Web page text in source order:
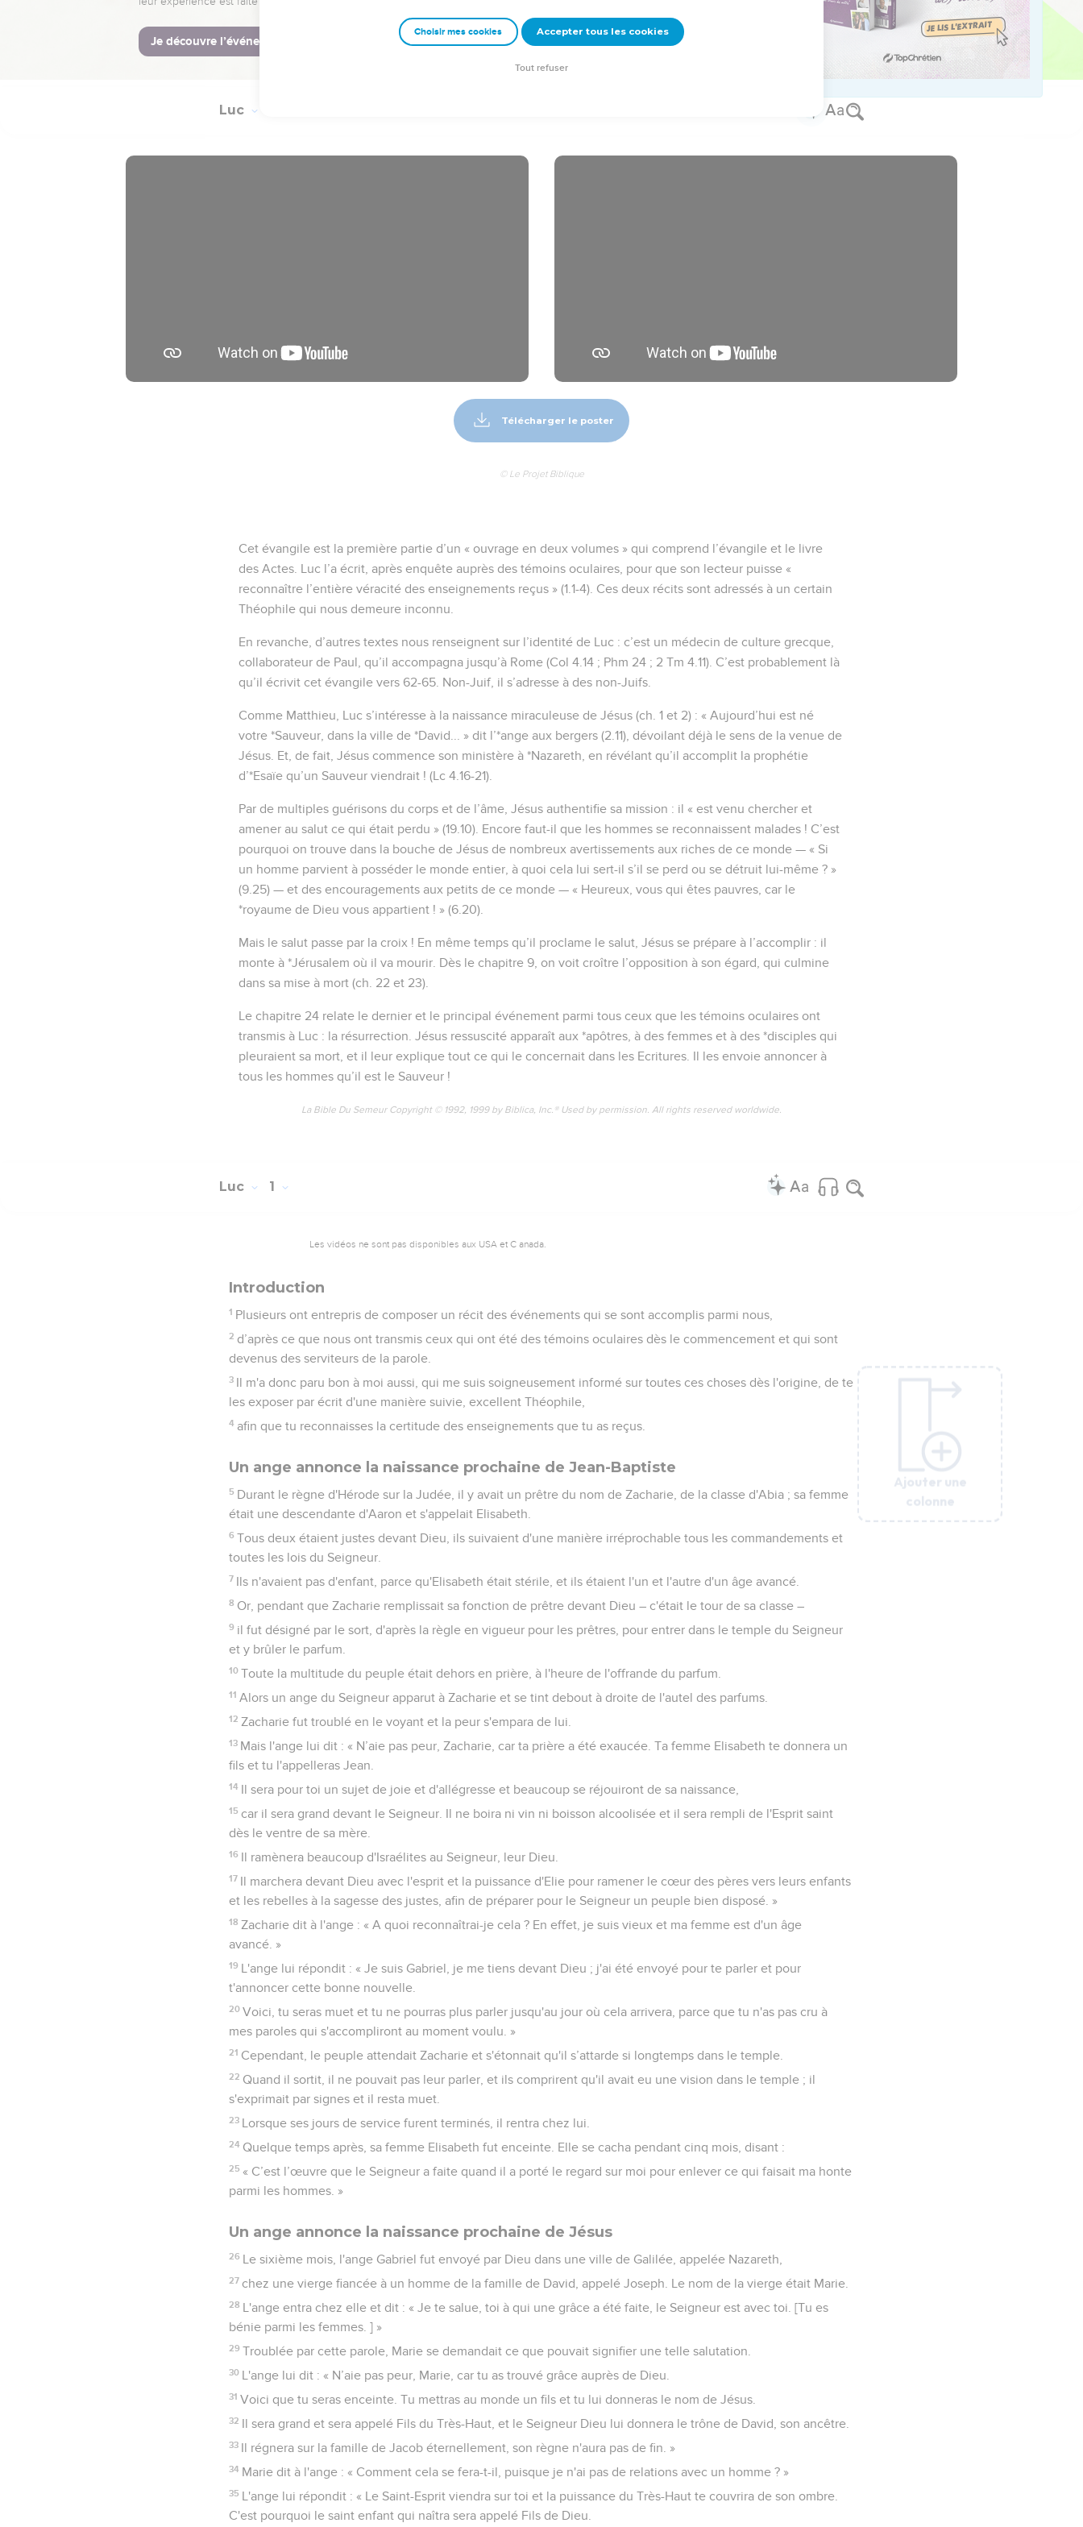
Après leur avoir parlé, le Seigneur fut enlevé au ciel, et il s'assit à la droite de Dieu.
20 Quant à eux, ils s'en allèrent prêcher partout. Le Seigneur travaillait avec eux et confirmait la parole par les
Ajouter une
colonne
Luc
Télécharger le poster
© Le Projet Biblique
Cet évangile est la première partie d’un « ouvrage en deux volumes » qui comprend l’évangile et le livre
des Actes. Luc l’a écrit, après enquête auprès des témoins oculaires, pour que son lecteur puisse «
reconnaître l’entière véracité des enseignements reçus » (1.1-4). Ces deux récits sont adressés à un certain
Théophile qui nous demeure inconnu.
En revanche, d’autres textes nous renseignent sur l’identité de Luc : c’est un médecin de culture grecque,
collaborateur de Paul, qu’il accompagna jusqu’à Rome (Col 4.14 ; Phm 24 ; 2 Tm 4.11). C’est probablement là
qu’il écrivit cet évangile vers 62-65. Non-Juif, il s’adresse à des non-Juifs.
Comme Matthieu, Luc s’intéresse à la naissance miraculeuse de Jésus (ch. 1 et 2) : « Aujourd’hui est né
votre *Sauveur, dans la ville de *David... » dit l’*ange aux bergers (2.11), dévoilant déjà le sens de la venue de
Jésus. Et, de fait, Jésus commence son ministère à *Nazareth, en révélant qu’il accomplit la prophétie
d’*Esaïe qu’un Sauveur viendrait ! (Lc 4.16-21).
Par de multiples guérisons du corps et de l’âme, Jésus authentifie sa mission : il « est venu chercher et
amener au salut ce qui était perdu » (19.10). Encore faut-il que les hommes se reconnaissent malades ! C’est
pourquoi on trouve dans la bouche de Jésus de nombreux avertissements aux riches de ce monde — « Si
un homme parvient à posséder le monde entier, à quoi cela lui sert-il s’il se perd ou se détruit lui-même ? »
(9.25) — et des encouragements aux petits de ce monde — « Heureux, vous qui êtes pauvres, car le
*royaume de Dieu vous appartient ! » (6.20).
Mais le salut passe par la croix ! En même temps qu’il proclame le salut, Jésus se prépare à l’accomplir : il
monte à *Jérusalem où il va mourir. Dès le chapitre 9, on voit croître l’opposition à son égard, qui culmine
dans sa mise à mort (ch. 22 et 23).
Le chapitre 24 relate le dernier et le principal événement parmi tous ceux que les témoins oculaires ont
transmis à Luc : la résurrection. Jésus ressuscité apparaît aux *apôtres, à des femmes et à des *disciples qui
pleuraient sa mort, et il leur explique tout ce qui le concernait dans les Ecritures. Il les envoie annoncer à
tous les hommes qu’il est le Sauveur !
La Bible Du Semeur Copyright © 1992, 1999 by Biblica, Inc.® Used by permission. All rights reserved worldwide.
Luc 1
Les vidéos ne sont pas disponibles aux USA et C anada.
Introduction
1 Plusieurs ont entrepris de composer un récit des événements qui se sont accomplis parmi nous,
2 d’après ce que nous ont transmis ceux qui ont été des témoins oculaires dès le commencement et qui sont
devenus des serviteurs de la parole.
3 Il m'a donc paru bon à moi aussi, qui me suis soigneusement informé sur toutes ces choses dès l'origine, de te
les exposer par écrit d'une manière suivie, excellent Théophile,
4 afin que tu reconnaisses la certitude des enseignements que tu as reçus.
Un ange annonce la naissance prochaine de Jean-Baptiste
5 Durant le règne d'Hérode sur la Judée, il y avait un prêtre du nom de Zacharie, de la classe d'Abia ; sa femme
était une descendante d'Aaron et s'appelait Elisabeth.
6 Tous deux étaient justes devant Dieu, ils suivaient d'une manière irréprochable tous les commandements et
toutes les lois du Seigneur.
7 Ils n'avaient pas d'enfant, parce qu'Elisabeth était stérile, et ils étaient l'un et l'autre d'un âge avancé.
8 Or, pendant que Zacharie remplissait sa fonction de prêtre devant Dieu – c'était le tour de sa classe –
9 il fut désigné par le sort, d'après la règle en vigueur pour les prêtres, pour entrer dans le temple du Seigneur
et y brûler le parfum.
10 Toute la multitude du peuple était dehors en prière, à l'heure de l'offrande du parfum.
11 Alors un ange du Seigneur apparut à Zacharie et se tint debout à droite de l'autel des parfums.
12 Zacharie fut troublé en le voyant et la peur s'empara de lui.
13 Mais l'ange lui dit : « N’aie pas peur, Zacharie, car ta prière a été exaucée. Ta femme Elisabeth te donnera un
fils et tu l'appelleras Jean.
14 Il sera pour toi un sujet de joie et d'allégresse et beaucoup se réjouiront de sa naissance,
15 car il sera grand devant le Seigneur. Il ne boira ni vin ni boisson alcoolisée et il sera rempli de l'Esprit saint
dès le ventre de sa mère.
16 Il ramènera beaucoup d'Israélites au Seigneur, leur Dieu.
17 Il marchera devant Dieu avec l'esprit et la puissance d'Elie pour ramener le cœur des pères vers leurs enfants
et les rebelles à la sagesse des justes, afin de préparer pour le Seigneur un peuple bien disposé. »
18 Zacharie dit à l'ange : « A quoi reconnaîtrai-je cela ? En effet, je suis vieux et ma femme est d'un âge
avancé. »
19 L'ange lui répondit : « Je suis Gabriel, je me tiens devant Dieu ; j'ai été envoyé pour te parler et pour
t'annoncer cette bonne nouvelle.
20 Voici, tu seras muet et tu ne pourras plus parler jusqu'au jour où cela arrivera, parce que tu n'as pas cru à
mes paroles qui s'accompliront au moment voulu. »
21 Cependant, le peuple attendait Zacharie et s'étonnait qu'il s’attarde si longtemps dans le temple.
22 Quand il sortit, il ne pouvait pas leur parler, et ils comprirent qu'il avait eu une vision dans le temple ; il
s'exprimait par signes et il resta muet.
23 Lorsque ses jours de service furent terminés, il rentra chez lui.
24 Quelque temps après, sa femme Elisabeth fut enceinte. Elle se cacha pendant cinq mois, disant :
25 « C’est l’œuvre que le Seigneur a faite quand il a porté le regard sur moi pour enlever ce qui faisait ma honte
parmi les hommes. »
Un ange annonce la naissance prochaine de Jésus
26 Le sixième mois, l'ange Gabriel fut envoyé par Dieu dans une ville de Galilée, appelée Nazareth,
27 chez une vierge fiancée à un homme de la famille de David, appelé Joseph. Le nom de la vierge était Marie.
28 L'ange entra chez elle et dit : « Je te salue, toi à qui une grâce a été faite, le Seigneur est avec toi. [Tu es
bénie parmi les femmes. ] »
29 Troublée par cette parole, Marie se demandait ce que pouvait signifier une telle salutation.
30 L'ange lui dit : « N’aie pas peur, Marie, car tu as trouvé grâce auprès de Dieu.
31 Voici que tu seras enceinte. Tu mettras au monde un fils et tu lui donneras le nom de Jésus.
32 Il sera grand et sera appelé Fils du Très-Haut, et le Seigneur Dieu lui donnera le trône de David, son ancêtre.
33 Il régnera sur la famille de Jacob éternellement, son règne n'aura pas de fin. »
34 Marie dit à l'ange : « Comment cela se fera-t-il, puisque je n'ai pas de relations avec un homme ? »
35 L'ange lui répondit : « Le Saint-Esprit viendra sur toi et la puissance du Très-Haut te couvrira de son ombre.
C'est pourquoi le saint enfant qui naîtra sera appelé Fils de Dieu.
Ajouter une
colonne
Ajouter une
colonne
Ajouter une
colonne
Choisir mes cookies Accepter tous les cookies
Tout refuser